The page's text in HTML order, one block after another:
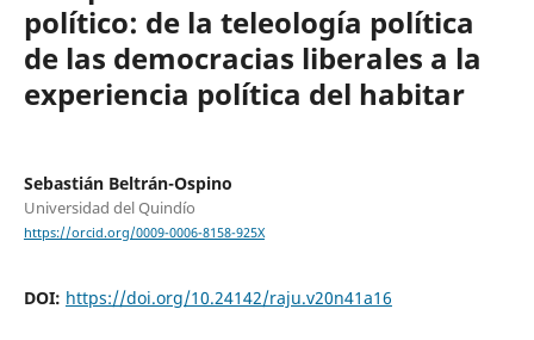
político: de la teleología política
de las democracias liberales a la
experiencia política del habitar
Sebastián Beltrán-Ospino
Universidad del Quindío
https://orcid.org/0009-0006-8158-925X
DOI: https://doi.org/10.24142/raju.v20n41a16